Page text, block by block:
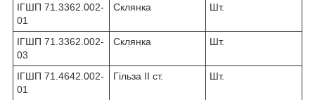
ІГШП 71.3362.002-
01
Склянка Шт.
ІГШП 71.3362.002-
03
Склянка Шт.
ІГШП 71.4642.002-
01
Гільза II ст. Шт.